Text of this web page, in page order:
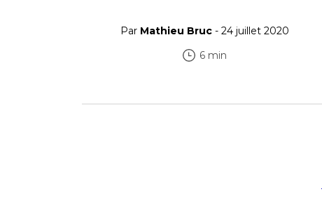
Par Mathieu Bruc- 24 juillet 2020
6 min